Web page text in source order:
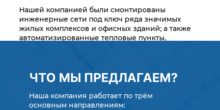
Нашей компанией были смонтированы
инженерные сети под ключ ряда значимых
жилых комплексов и офисных зданий; а также
автоматизированные тепловые пункты,
Карагандинской области. Внутренние
системы отопления были смонтированы по
собственным проектам. На сегодняшний день
объекты запущены, отлажены с надлежащим
ЧТО МЫ ПРЕДЛАГАЕМ?
Наша компания работает по трём
основным направлениям: